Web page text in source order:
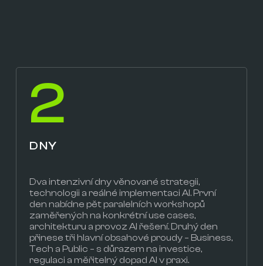
2
DNY
Dva intenzivní dny věnované strategii,
technologii a reálné implementaci AI. První
den nabídne pět paralelních workshopů
zaměřených na konkrétní use cases,
architekturu a provoz AI řešení. Druhý den
přinese tři hlavní obsahové proudy – Business,
Tech a Public – s důrazem na investice,
regulaci a měřitelný dopad AI v praxi.